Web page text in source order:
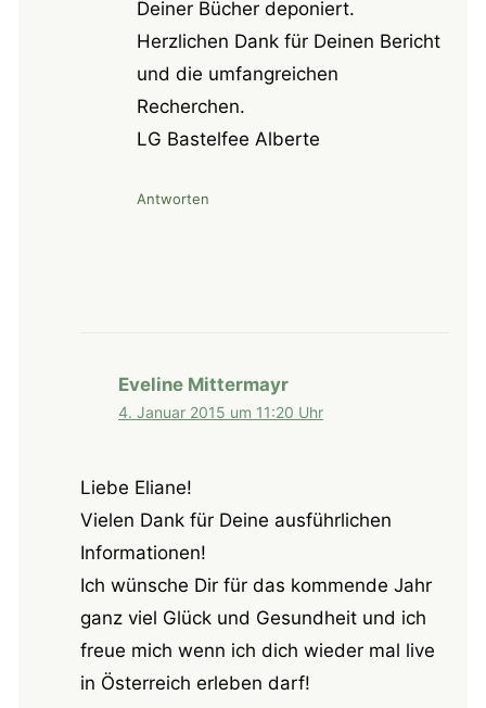
Deiner Bücher deponiert.
Herzlichen Dank für Deinen Bericht
und die umfangreichen
Recherchen.
LG Bastelfee Alberte
Antworten
Eveline Mittermayr
4. Januar 2015 um 11:20 Uhr
Liebe Eliane!
Vielen Dank für Deine ausführlichen
Informationen!
Ich wünsche Dir für das kommende Jahr
ganz viel Glück und Gesundheit und ich
freue mich wenn ich dich wieder mal live
in Österreich erleben darf!